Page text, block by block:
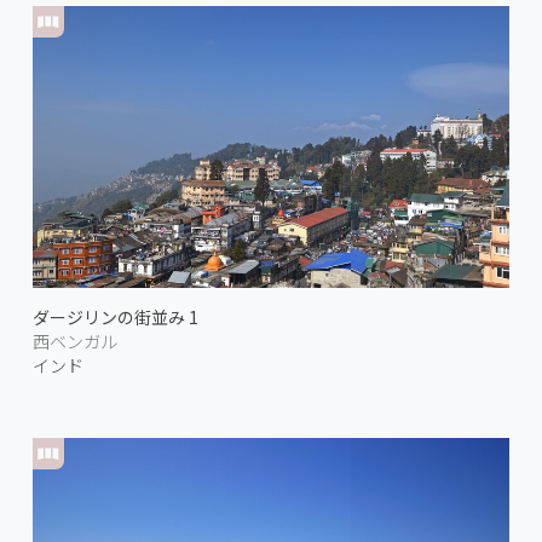
ダージリンの街並み 1
西ベンガル
インド